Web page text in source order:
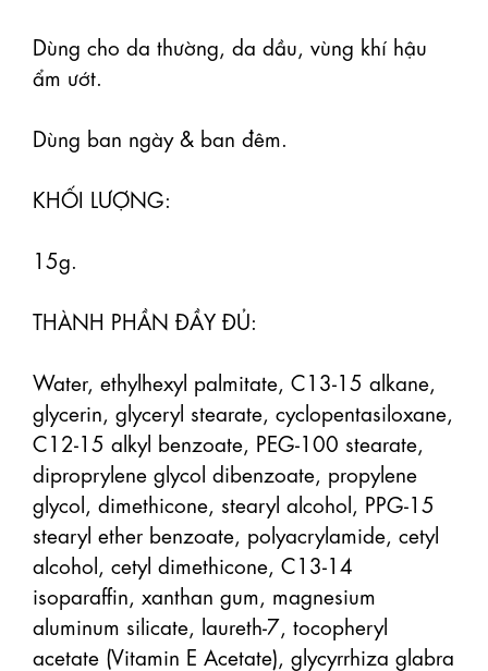
Dùng cho da thường, da dầu, vùng khí hậu
ẩm ướt.
Dùng ban ngày & ban đêm.
KHỐI LƯỢNG:
15g.
THÀNH PHẦN ĐẦY ĐỦ:
Water, ethylhexyl palmitate, C13-15 alkane,
glycerin, glyceryl stearate, cyclopentasiloxane,
C12-15 alkyl benzoate, PEG-100 stearate,
diproprylene glycol dibenzoate, propylene
glycol, dimethicone, stearyl alcohol, PPG-15
stearyl ether benzoate, polyacrylamide, cetyl
alcohol, cetyl dimethicone, C13-14
isoparaffin, xanthan gum, magnesium
aluminum silicate, laureth-7, tocopheryl
acetate (Vitamin E Acetate), glycyrrhiza glabra